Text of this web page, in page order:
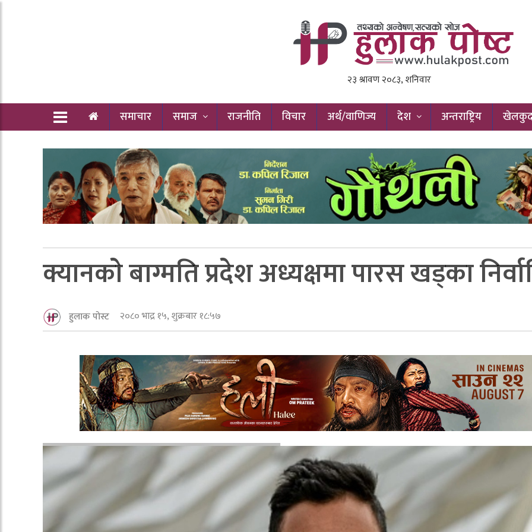
समाचार समाज राजनीति विचार अर्थ/वाणिज्य देश अन्तराष्ट्रिय
क्यानकाे बाग्मति प्रदेश अध्यक्षमा पारस खड्का
हुलाक पोस्ट २०८० भाद्र १५, शुक्रबार १८:५७